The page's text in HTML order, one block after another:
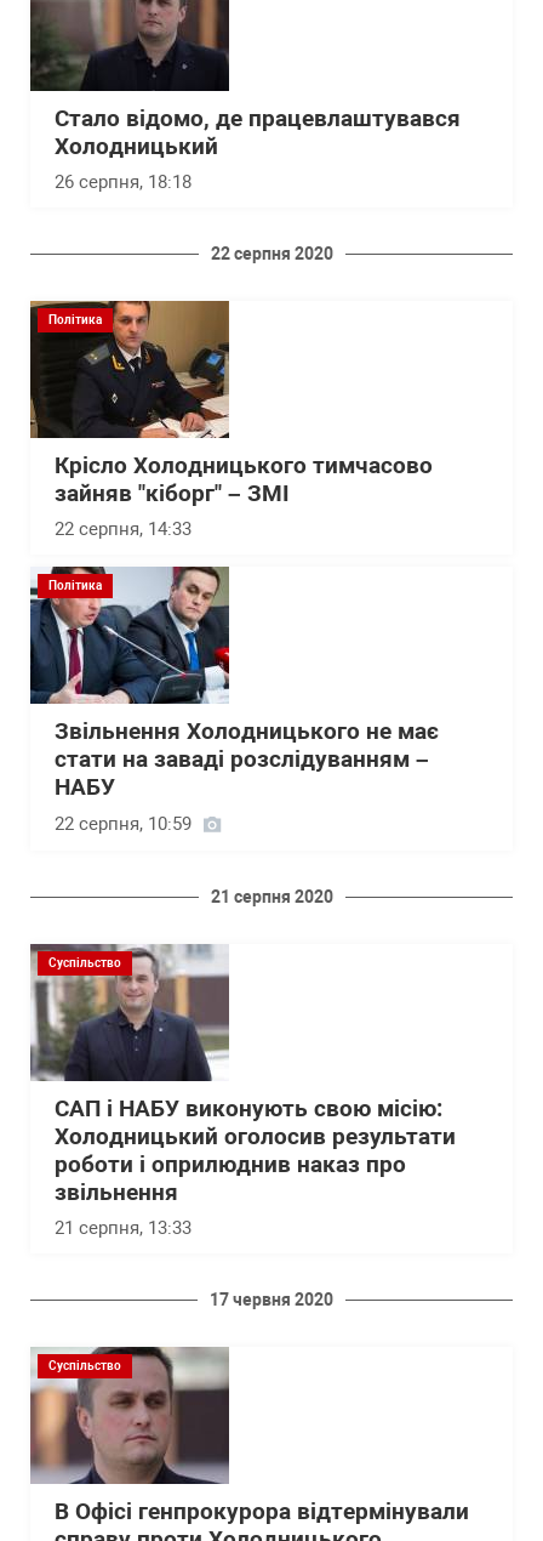
Стало відомо, де працевлаштувався
Холодницький
26 серпня, 18:18
22 серпня 2020
Політика
Крісло Холодницького тимчасово
зайняв "кіборг" – ЗМІ
22 серпня, 14:33
Політика
Звільнення Холодницького не має
стати на заваді розслідуванням –
НАБУ
22 серпня, 10:59
21 серпня 2020
Суспільство
САП і НАБУ виконують свою місію:
Холодницький оголосив результати
роботи і оприлюднив наказ про
звільнення
21 серпня, 13:33
17 червня 2020
Суспільство
В Офісі генпрокурора відтермінували